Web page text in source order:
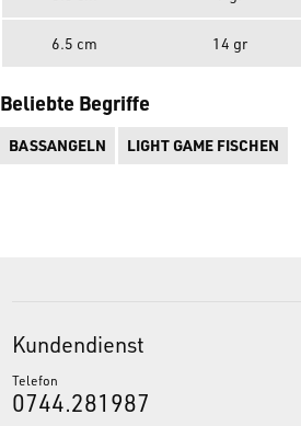
6.5 cm 14 gr
Beliebte Begriffe
BASSANGELN LIGHT GAME FISCHEN
Kundendienst
Telefon
0744.281987